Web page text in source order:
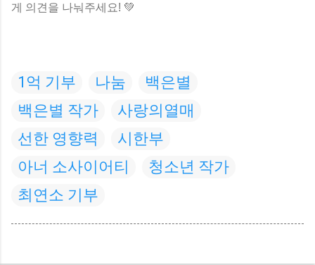
게 의견을 나눠주세요! 💚
1억 기부 나눔
백은별
백은별 작가
사랑의열매
선한 영향력
시한부
아너 소사이어티
청소년 작가
최연소 기부